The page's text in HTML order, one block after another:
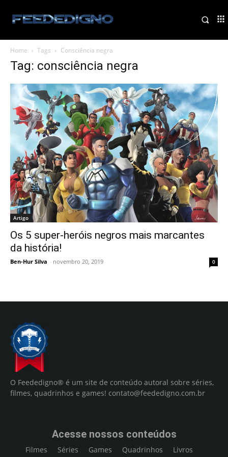
Home Tags Consciência negra
Tag: consciência negra
Artigo
Os 5 super-heróis negros mais marcantes
da história!
Ben-Hur Silva - novembro 20, 2019 0
O Feededigno® é um site de conteúdo autoral sobre séries,
filmes, quadrinhos e games! contato@feededigno.com.br
Acesse nossos conteúdos
Filmes Séries Games Quadrinhos Livros